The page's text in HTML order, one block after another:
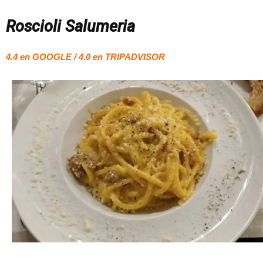
Roscioli Salumeria
4.4 en GOOGLE / 4.0 en TRIPADVISOR